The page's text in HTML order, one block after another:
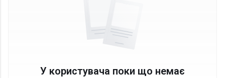
У користувача поки що немає